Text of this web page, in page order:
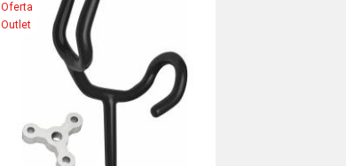
Oferta
Outlet